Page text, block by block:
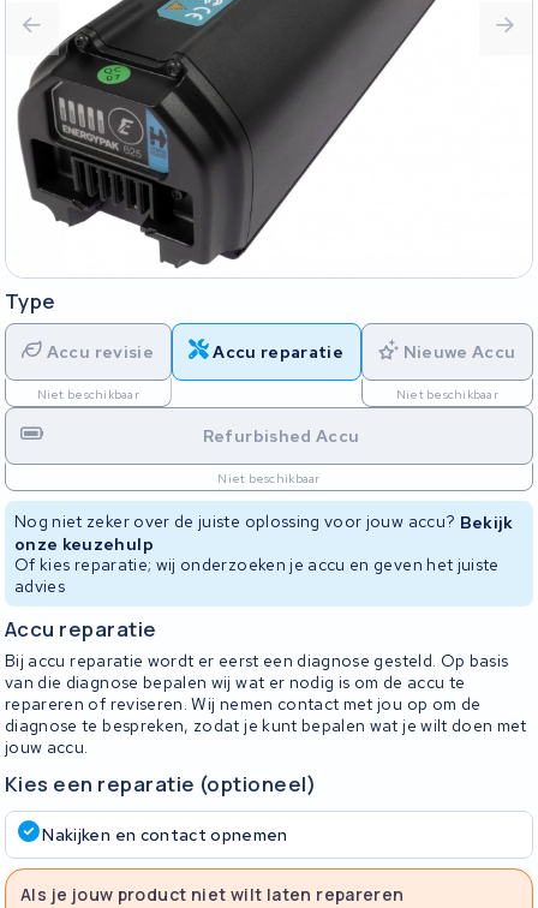
Type
Accu revisie
Niet beschikbaar
Accu reparatie Nieuwe Accu
Niet beschikbaar
Refurbished Accu
Niet beschikbaar
Nog niet zeker over de juiste oplossing voor jouw accu? Bekijk
onze keuzehulp
Of kies reparatie; wij onderzoeken je accu en geven het juiste
advies
Accu reparatie
Bij accu reparatie wordt er eerst een diagnose gesteld. Op basis
van die diagnose bepalen wij wat er nodig is om de accu te
repareren of reviseren. Wij nemen contact met jou op om de
diagnose te bespreken, zodat je kunt bepalen wat je wilt doen met
jouw accu.
Kies een reparatie (optioneel)
Nakijken en contact opnemen
Als je jouw product niet wilt laten repareren